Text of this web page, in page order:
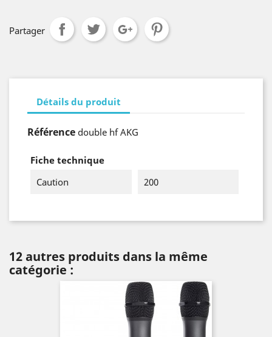
Partager
Détails du produit
Référence double hf AKG
Fiche technique
Caution
200
12 autres produits dans la même
catégorie :